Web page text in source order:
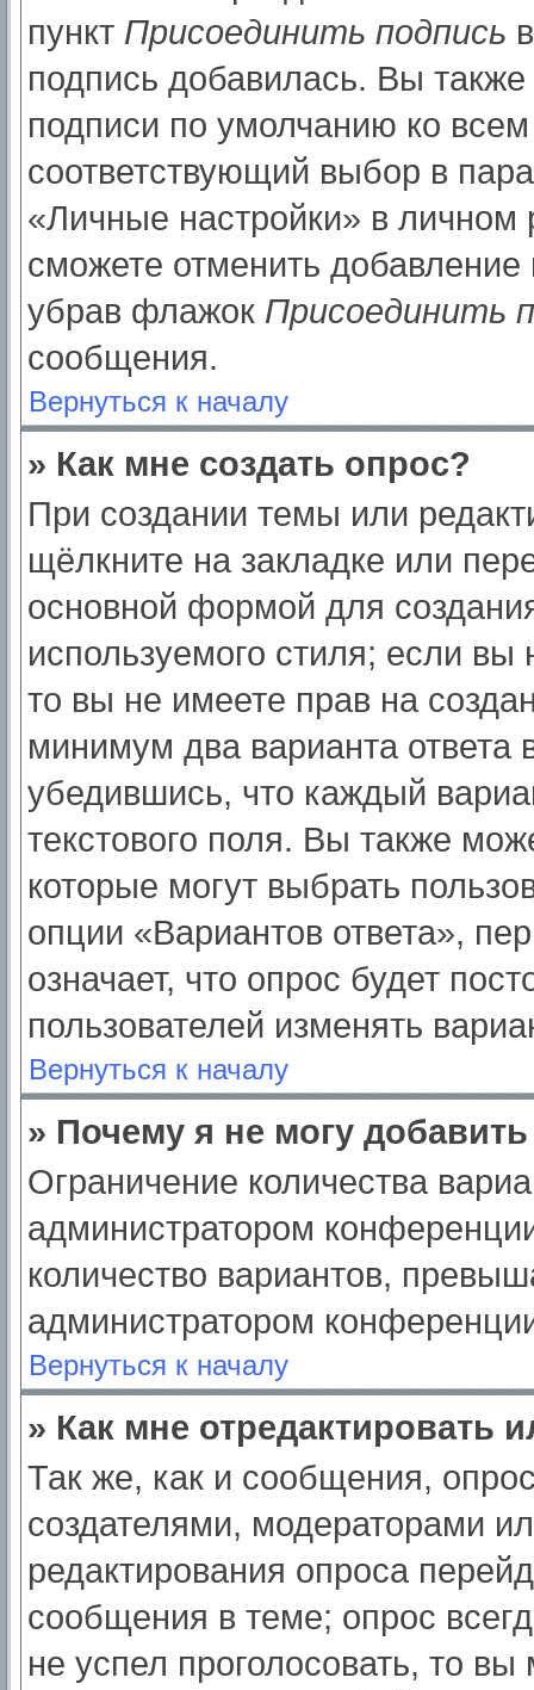
пункт Присоединить подпись
подпись добавилась. Вы
подписи по умолчанию ко
соответствующий выбор в
«Личные настройки» в
сможете отменить
убрав флажок Присоединить
сообщения.
Вернуться к началу
» Как мне создать опрос?
При создании темы или
щёлкните на закладке или
основной формой для
используемого стиля; если
то вы не имеете прав на
минимум два варианта ответа
убедившись, что каждый
текстового поля. Вы также
которые могут выбрать
опции «Вариантов ответа»,
означает, что опрос будет
пользователей изменять
Вернуться к началу
» Почему я не могу
Ограничение количества
администратором
количество вариантов,
администратором
Вернуться к началу
» Как мне отредактировать
Так же, как и сообщения,
создателями, модераторами
редактирования опроса
сообщения в теме; опрос
не успел проголосовать, то